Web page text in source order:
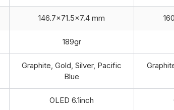
146.7×71.5×7.4 mm
189gr
Graphite, Gold, Silver, Pacific
Blue
OLED 6.1inch